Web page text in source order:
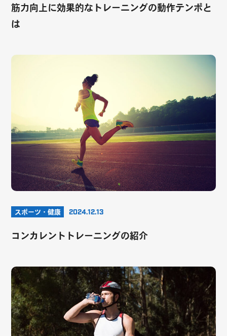
筋力向上に効果的なトレーニングの動作テンポと
は
スポーツ・健康 2024.12.13
コンカレントトレーニングの紹介